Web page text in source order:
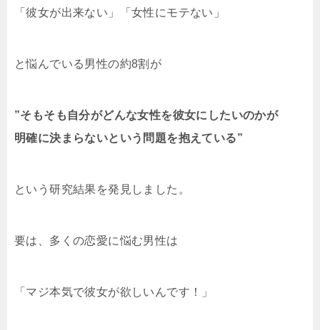
「彼女が出来ない」「女性にモテない」
と悩んでいる男性の約8割が
”そもそも自分がどんな女性を彼女にしたいのかが
明確に決まらないという問題を抱えている”
という研究結果を発見しました。
要は、多くの恋愛に悩む男性は
「マジ本気で彼女が欲しいんです！」